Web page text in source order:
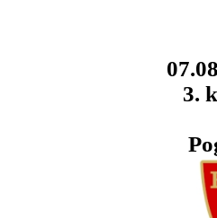
3.